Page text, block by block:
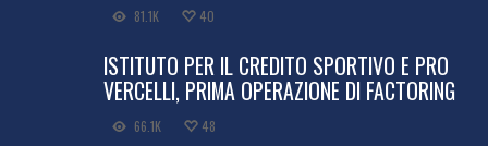
81.1K 40
ISTITUTO PER IL CREDITO SPORTIVO E PRO
VERCELLI, PRIMA OPERAZIONE DI FACTORING
66.1K 48